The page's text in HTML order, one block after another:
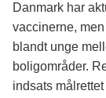
Danmark har
vaccinerne,
blandt unge
boligområder.
indsats